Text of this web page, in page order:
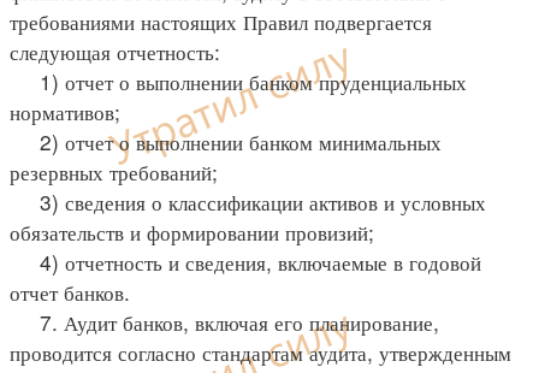
требованиями настоящих Правил подвергается
следующая отчетность:
1) отчет о выполнении банком пруденциальных
нормативов;
2) отчет о выполнении банком минимальных
резервных требований;
3) сведения о классификации активов и условных
обязательств и формировании провизий;
4) отчетность и сведения, включаемые в годовой
отчет банков.
7. Аудит банков, включая его планирование,
проводится согласно стандартам аудита, утвержденным